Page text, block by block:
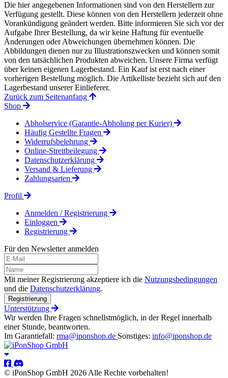
Die hier angegebenen Informationen sind von den Herstellern zur
Verfügung gestellt. Diese können von den Herstellern jederzeit ohne
Vorankündigung geändert werden. Bitte informieren Sie sich vor der
Aufgabe Ihrer Bestellung, da wir keine Haftung für eventuelle
Änderungen oder Abweichungen übernehmen können. Die
Abbildungen dienen nur zu Illustrationszwecken und können somit
von den tatsächlichen Produkten abweichen. Unsere Firma verfügt
über keinen eigenen Lagerbestand. Ein Kauf ist erst nach einer
vorherigen Bestellung möglich. Die Artikelliste bezieht sich auf den
Lagerbestand unserer Einlieferer.
Zurück zum Seitenanfang
Shop
Abholservice (Garantie-Abholung per Kurier)
Häufig Gestellte Fragen
Widerrufsbelehrung
Online-Streitbeilegung
Datenschutzerklärung
Versand & Lieferung
Zahlungsarten
Profil
Anmelden / Registrierung
Einloggen
Registrierung
Für den Newsletter anmelden
Mit meiner Registrierung akzeptiere ich die Nutzungsbedingungen
und die Datenschutzerklärung.
Registrierung
Unterstützung
Wir werden Ihre Fragen schnellstmöglich, in der Regel innerhalb
einer Stunde, beantworten.
Im Garantiefall: rma@iponshop.de Sonstiges: info@iponshop.de
© iPonShop GmbH 2026 Alle Rechte vorbehalten!